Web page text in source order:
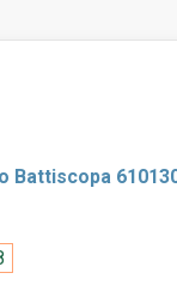
Battiscopa